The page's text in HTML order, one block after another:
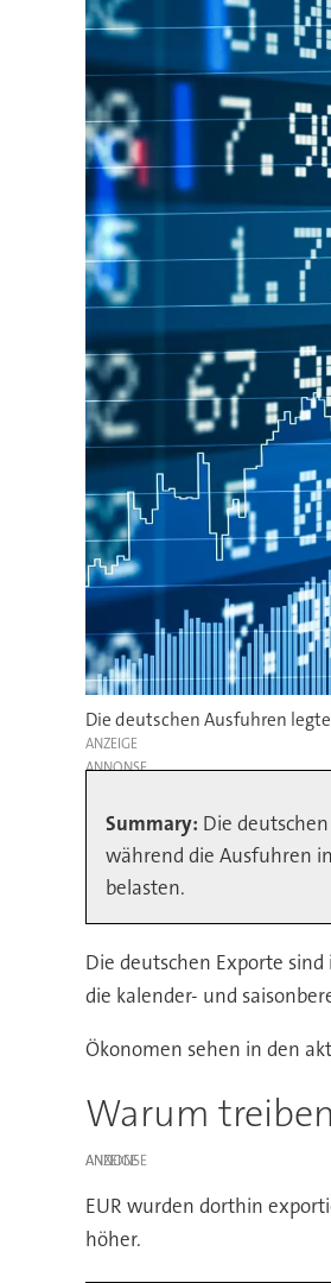
Die deutschen Ausfuhren
ANZEIGE
Summary: Die
während die Ausfuhren
belasten.
Die deutschen Exporte
die kalender- und
Ökonomen sehen in den
Warum
ANZEIGE
EUR wurden dorthin
höher.